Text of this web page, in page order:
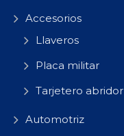
Accesorios
Llaveros
Placa militar
Tarjetero abridor
Automotriz